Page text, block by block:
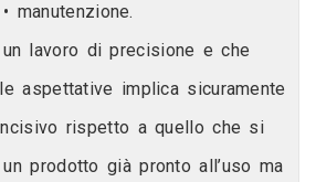
• manutenzione.
lavoro di precisione e che
aspettative implica sicuramente
rispetto a quello che si
prodotto già pronto all’uso ma